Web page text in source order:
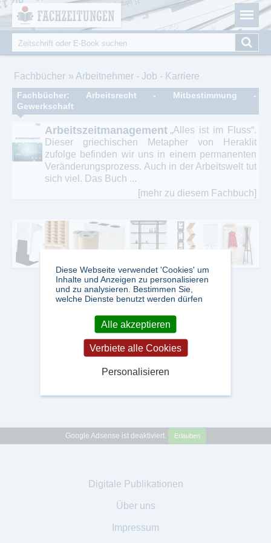
Fachzeitungen.de - Das unabhängige Portal für
Fachmagazine Fachpublikationen & eBooks
Suchformular
Suche
Fachbücher
Arbeitnehmer - Job - Karriere
Fachbücher: Arbeitsrecht - Mitbestimmung -
Gewerkschaft
Arbeitszeitmanagement „Alles ist im Fluss“.
Dieser griechischen Metapher von Heraklit
zufolge befinden wir uns in einem permanenten
Veränderungsprozess. Auch in der Arbeitswelt tut
sich viel. Das Buch ...
[mehr zu diesem Fachbuch]
Google Adsense ist deaktiviert. Erlauben
Digitale Publikationen
Über uns
Impressum
Cookie-Einstellungen
Diese Webseite verwendet 'Cookies' um
Inhalte und Anzeigen zu personalisieren
und zu analysieren. Bestimmen Sie,
welche Dienste benutzt werden dürfen
Alle akzeptieren
Verbiete alle Cookies
Personalisieren